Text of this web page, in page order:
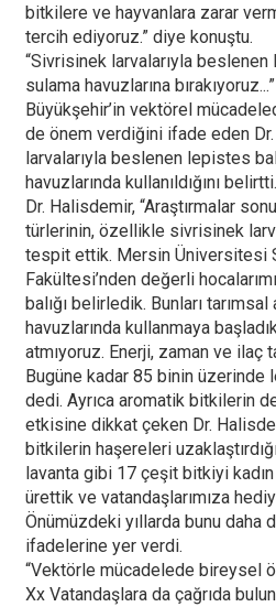
bitkilere ve hayvanlara zarar
tercih ediyoruz.” diye konuştu.
“Sivrisinek larvalarıyla beslenen
sulama havuzlarına bırakıyoruz...”
Büyükşehir’in vektörel
de önem verdiğini ifade eden
larvalarıyla beslenen lepistes
havuzlarında kullanıldığını belirtti.
Dr. Halisdemir, “Araştırmalar
türlerinin, özellikle sivrisinek
tespit ettik. Mersin Üniversitesi
Fakültesi’nden değerli
balığı belirledik. Bunları tarımsal
havuzlarında kullanmaya
atmıyoruz. Enerji, zaman ve ilaç
Bugüne kadar 85 binin üzerinde
dedi. Ayrıca aromatik bitkilerin
etkisine dikkat çeken Dr.
bitkilerin haşereleri
lavanta gibi 17 çeşit bitkiyi
ürettik ve vatandaşlarımıza
Önümüzdeki yıllarda bunu daha
ifadelerine yer verdi.
“Vektörle mücadelede bireysel
Xx Vatandaşlara da çağrıda